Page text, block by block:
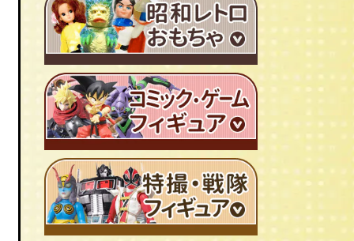
特撮・戦隊 TV番組 1960年代
超合金・DX超合金
ソフビ
広告ノベルティグッズ
ジャンボマシンダー
キャラクター消しゴム
ワンピース/ONE PIECE